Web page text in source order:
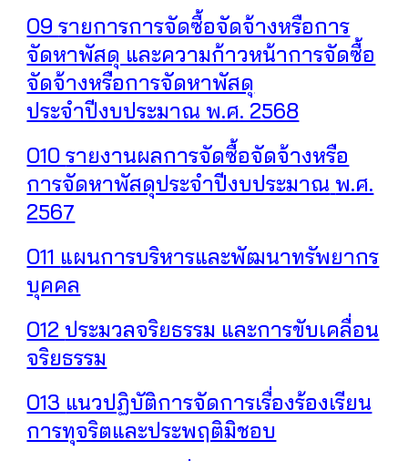
O9รายการการจัดซื้อจัดจ้างหรือการ
จัดหาพัสดุ และความก้าวหน้าการจัดซื้อ
จัดจ้างหรือการจัดหาพัสดุ
ประจำปีงบประมาณ พ.ศ. 2568
O10รายงานผลการจัดซื้อจัดจ้างหรือ
การจัดหาพัสดุประจำปีงบประมาณ พ.ศ.
2567
O11 แผนการบริหารและพัฒนาทรัพยากร
บุคคล
O12ประมวลจริยธรรม และการขับเคลื่อน
จริยธรรม
O13 แนวปฏิบัติการจัดการเรื่องร้องเรียน
การทุจริตและประพฤติมิชอบ